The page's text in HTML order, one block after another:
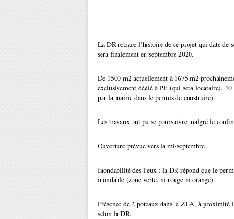
La DR retrace l’histoire de ce projet qui date
sera finalement en septembre 2020.
De 1500 m2 actuellement à 1675 m2
exclusivement dédié à PE (qui sera locataire),
par la mairie dans le permis de construire).
Les travaux ont pu se poursuivre malgré le
Ouverture prévue vers la mi-septembre.
Inondabilité des lieux : la DR répond que le
inondable (zone verte, ni rouge ni orange).
Présence de 2 poteaux dans la ZLA, à proximité
selon la DR.